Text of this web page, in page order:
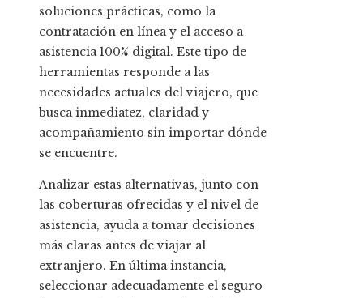
soluciones prácticas, como la
contratación en línea y el acceso a
asistencia 100% digital. Este tipo de
herramientas responde a las
necesidades actuales del viajero, que
busca inmediatez, claridad y
acompañamiento sin importar dónde
se encuentre.
Analizar estas alternativas, junto con
las coberturas ofrecidas y el nivel de
asistencia, ayuda a tomar decisiones
más claras antes de viajar al
extranjero. En última instancia,
seleccionar adecuadamente el seguro